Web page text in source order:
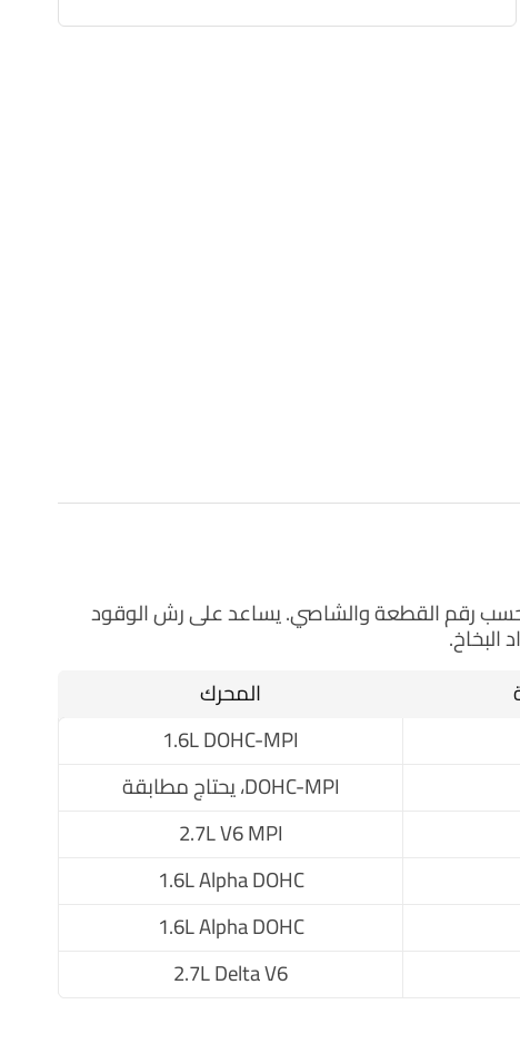
رقم القطعة والشاصي. يساعد على رش الوقود
المحرك
1.6L DOHC-MPI
DOHC-MPI، يحتاج مطابقة
2.7L V6 MPI
1.6L Alpha DOHC
1.6L Alpha DOHC
2.7L Delta V6